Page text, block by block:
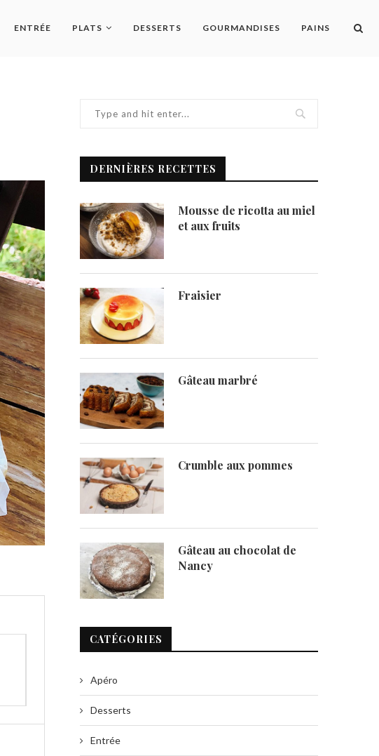
ENTRÉE PLATS DESSERTS GOURMANDISES PAINS
DERNIÈRES RECETTES
Mousse de ricotta au miel
et aux fruits
Fraisier
Gâteau marbré
Crumble aux pommes
Gâteau au chocolat de
Nancy
CATÉGORIES
Apéro
Desserts
Entrée